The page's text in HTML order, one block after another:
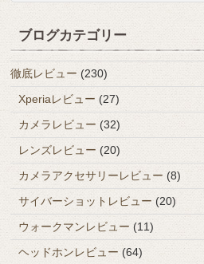
ブログカテゴリー
徹底レビュー (230)
Xperiaレビュー (27)
カメラレビュー (32)
レンズレビュー (20)
カメラアクセサリーレビュー (8)
サイバーショットレビュー (20)
ウォークマンレビュー (11)
ヘッドホンレビュー (64)